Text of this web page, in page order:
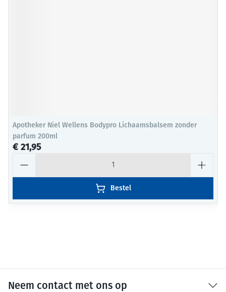
Apotheker Niel Wellens Bodypro Lichaamsbalsem zonder
parfum 200ml
€ 21,95
Bestel
Neem contact met ons op